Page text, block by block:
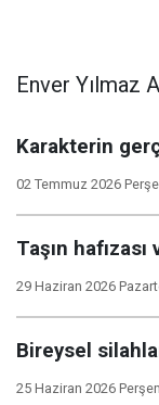
Enver Yılmaz
Karakterin
02 Temmuz 2026
Taşın
29 Haziran 2026
Bireysel
25 Haziran 2026